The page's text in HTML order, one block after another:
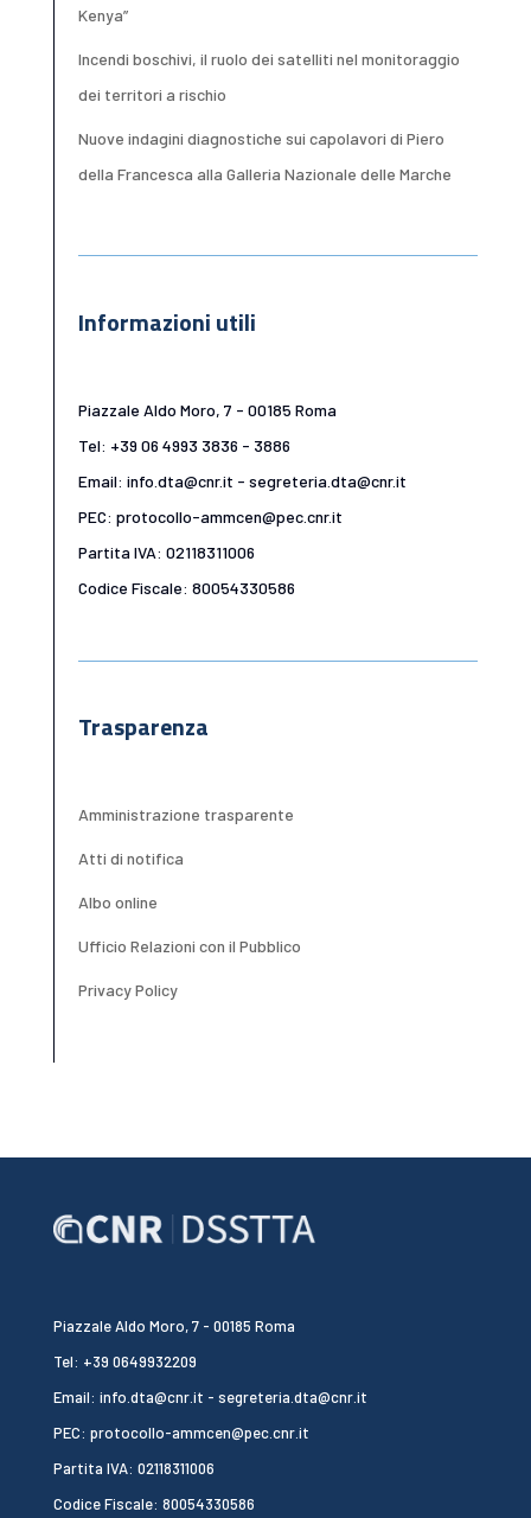
Kenya”
Incendi boschivi, il ruolo dei satelliti nel monitoraggio
dei territori a rischio
Nuove indagini diagnostiche sui capolavori di Piero
della Francesca alla Galleria Nazionale delle Marche
Informazioni utili
Piazzale Aldo Moro, 7 - 00185 Roma
Tel: +39 06 4993 3836 - 3886
Email: info.dta@cnr.it - segreteria.dta@cnr.it
PEC: protocollo-ammcen@pec.cnr.it
Partita IVA: 02118311006
Codice Fiscale: 80054330586
Trasparenza
Amministrazione trasparente
Atti di notifica
Albo online
Ufficio Relazioni con il Pubblico
Privacy Policy
Piazzale Aldo Moro, 7 - 00185 Roma
Tel: +39 0649932209
Email: info.dta@cnr.it - segreteria.dta@cnr.it
PEC: protocollo-ammcen@pec.cnr.it
Partita IVA: 02118311006
Codice Fiscale: 80054330586